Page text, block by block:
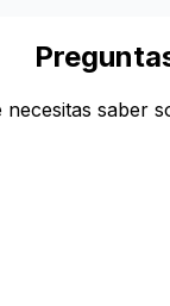
necesitas saber